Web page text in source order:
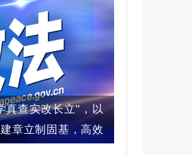
真查实改长立”，以
章立制固基，高效